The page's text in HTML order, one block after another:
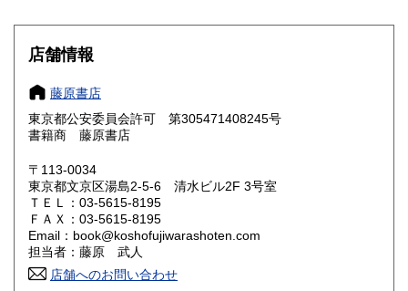
大阪府
奈良県
鳥取県 600円 島根県
岡山県
山口県 600円
香川県 600円 愛媛県
高知県 600円
店舗情報
藤原書店
東京都公安委員会許可 第305471408245号
書籍商 藤原書店
〒113-0034
東京都文京区湯島2-5-6 清水ビル2F 3号室
ＴＥＬ：03-5615-8195
ＦＡＸ：03-5615-8195
Email：book@koshofujiwarashoten.com
担当者：藤原 武人
店舗へのお問い合わせ